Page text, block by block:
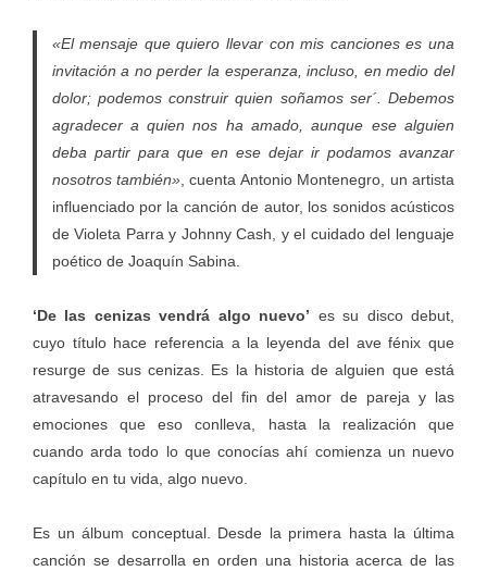
«El mensaje que quiero llevar con mis canciones es una
invitación a no perder la esperanza, incluso, en medio del
dolor; podemos construir quien soñamos ser´. Debemos
agradecer a quien nos ha amado, aunque ese alguien
deba partir para que en ese dejar ir podamos avanzar
nosotros también», cuenta Antonio Montenegro, un artista
influenciado por la canción de autor, los sonidos acústicos
de Violeta Parra y Johnny Cash, y el cuidado del lenguaje
poético de Joaquín Sabina.
‘De las cenizas vendrá algo nuevo’ es su disco debut,
cuyo título hace referencia a la leyenda del ave fénix que
resurge de sus cenizas. Es la historia de alguien que está
atravesando el proceso del fin del amor de pareja y las
emociones que eso conlleva, hasta la realización que
cuando arda todo lo que conocías ahí comienza un nuevo
capítulo en tu vida, algo nuevo.
Es un álbum conceptual. Desde la primera hasta la última
canción se desarrolla en orden una historia acerca de las